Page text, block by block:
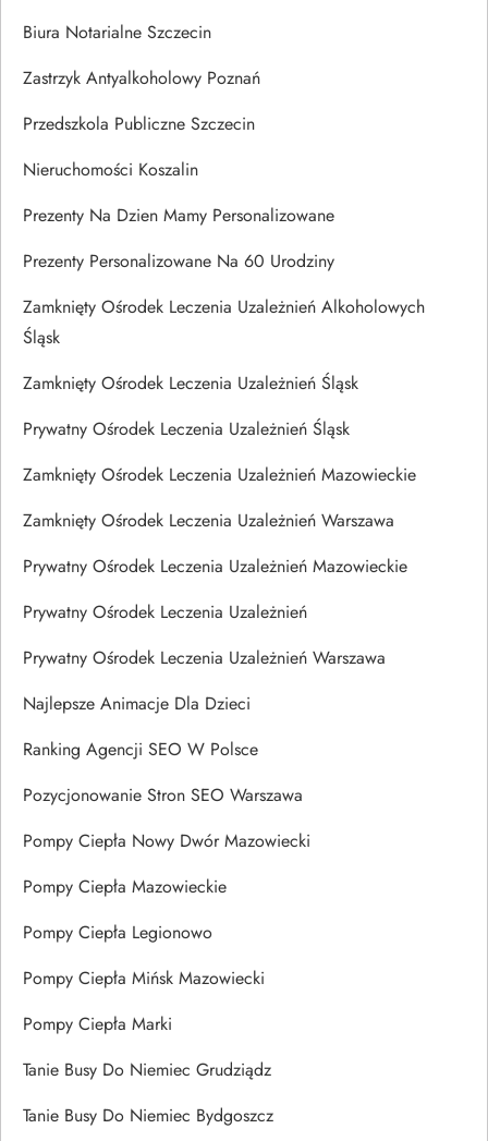
Biura Notarialne Szczecin
Zastrzyk Antyalkoholowy Poznań
Przedszkola Publiczne Szczecin
Nieruchomości Koszalin
Prezenty Na Dzien Mamy Personalizowane
Prezenty Personalizowane Na 60 Urodziny
Zamknięty Ośrodek Leczenia Uzależnień Alkoholowych
Śląsk
Zamknięty Ośrodek Leczenia Uzależnień Śląsk
Prywatny Ośrodek Leczenia Uzależnień Śląsk
Zamknięty Ośrodek Leczenia Uzależnień Mazowieckie
Zamknięty Ośrodek Leczenia Uzależnień Warszawa
Prywatny Ośrodek Leczenia Uzależnień Mazowieckie
Prywatny Ośrodek Leczenia Uzależnień
Prywatny Ośrodek Leczenia Uzależnień Warszawa
Najlepsze Animacje Dla Dzieci
Ranking Agencji SEO W Polsce
Pozycjonowanie Stron SEO Warszawa
Pompy Ciepła Nowy Dwór Mazowiecki
Pompy Ciepła Mazowieckie
Pompy Ciepła Legionowo
Pompy Ciepła Mińsk Mazowiecki
Pompy Ciepła Marki
Tanie Busy Do Niemiec Grudziądz
Tanie Busy Do Niemiec Bydgoszcz